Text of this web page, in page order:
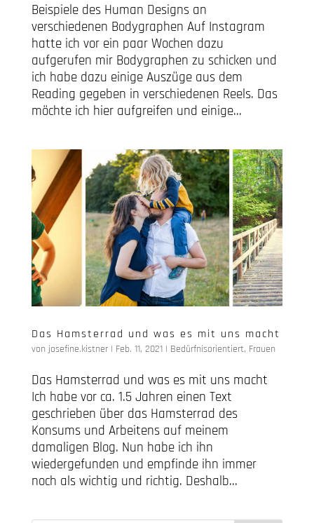
Beispiele des Human Designs an
verschiedenen Bodygraphen Auf Instagram
hatte ich vor ein paar Wochen dazu
aufgerufen mir Bodygraphen zu schicken und
ich habe dazu einige Auszüge aus dem
Reading gegeben in verschiedenen Reels. Das
möchte ich hier aufgreifen und einige...
Das Hamsterrad und was es mit uns macht
von josefine.kistner| Feb. 11, 2021| Bedürfnisorientiert, Frauen
Das Hamsterrad und was es mit uns macht
Ich habe vor ca. 1.5 Jahren einen Text
geschrieben über das Hamsterrad des
Konsums und Arbeitens auf meinem
damaligen Blog. Nun habe ich ihn
wiedergefunden und empfinde ihn immer
noch als wichtig und richtig. Deshalb...